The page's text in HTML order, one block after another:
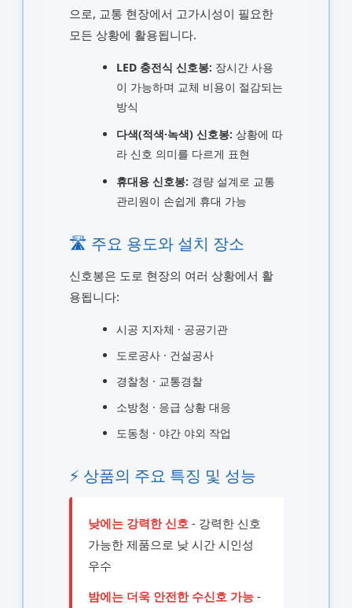
으로, 교통 현장에서 고가시성이 필요한
모든 상황에 활용됩니다.
LED 충전식 신호봉: 장시간 사용
이 가능하며 교체 비용이 절감되는
방식
다색(적색·녹색) 신호봉: 상황에 따
라 신호 의미를 다르게 표현
휴대용 신호봉: 경량 설계로 교통
관리원이 손쉽게 휴대 가능
🛣️ 주요 용도와 설치 장소
신호봉은 도로 현장의 여러 상황에서 활
용됩니다:
시공 지자체 · 공공기관
도로공사 · 건설공사
경찰청 · 교통경찰
소방청 · 응급 상황 대응
도동청 · 야간 야외 작업
⚡ 상품의 주요 특징 및 성능
낮에는 강력한 신호 - 강력한 신호
가능한 제품으로 낮 시간 시인성
우수
밤에는 더욱 안전한 수신호 가능-